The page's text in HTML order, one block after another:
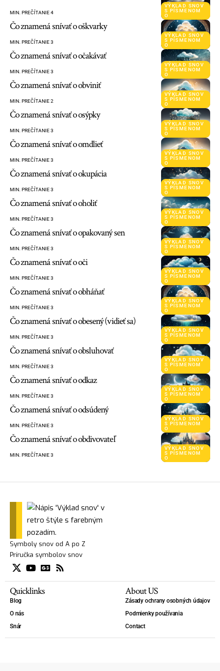
VÝKLAD SNOV
S PÍSMENOM
O
MIN. PREČÍTANIE 4
VÝKLAD SNOV
S PÍSMENOM
O
Čo znamená snívať o oškvarky
MIN. PREČÍTANIE 3
VÝKLAD SNOV
S PÍSMENOM
O
Čo znamená snívať o očakávať
MIN. PREČÍTANIE 3
VÝKLAD SNOV
S PÍSMENOM
O
Čo znamená snívať o obviniť
MIN. PREČÍTANIE 2
VÝKLAD SNOV
S PÍSMENOM
O
Čo znamená snívať o osýpky
MIN. PREČÍTANIE 3
VÝKLAD SNOV
S PÍSMENOM
O
Čo znamená snívať o omdlieť
MIN. PREČÍTANIE 3
VÝKLAD SNOV
S PÍSMENOM
O
Čo znamená snívať o okupácia
MIN. PREČÍTANIE 3
VÝKLAD SNOV
S PÍSMENOM
O
Čo znamená snívať o oholiť
MIN. PREČÍTANIE 3
VÝKLAD SNOV
S PÍSMENOM
O
Čo znamená snívať o opakovaný sen
MIN. PREČÍTANIE 3
VÝKLAD SNOV
S PÍSMENOM
O
Čo znamená snívať o oči
MIN. PREČÍTANIE 3
VÝKLAD SNOV
S PÍSMENOM
O
Čo znamená snívať o obháňať
MIN. PREČÍTANIE 3
VÝKLAD SNOV
S PÍSMENOM
O
Čo znamená snívať o obesený (vidieť sa)
MIN. PREČÍTANIE 3
VÝKLAD SNOV
S PÍSMENOM
O
Čo znamená snívať o obsluhovať
MIN. PREČÍTANIE 3
VÝKLAD SNOV
S PÍSMENOM
O
Čo znamená snívať o odkaz
MIN. PREČÍTANIE 3
VÝKLAD SNOV
S PÍSMENOM
O
Čo znamená snívať o odsúdený
MIN. PREČÍTANIE 3
VÝKLAD SNOV
S PÍSMENOM
O
Čo znamená snívať o obdivovateľ
MIN. PREČÍTANIE 3
Symboly snov od A po Z
Príručka symbolov snov
Quicklinks
Blog
O nás
Snár
About US
Zásady ochrany osobných údajov
Podmienky používania
Contact